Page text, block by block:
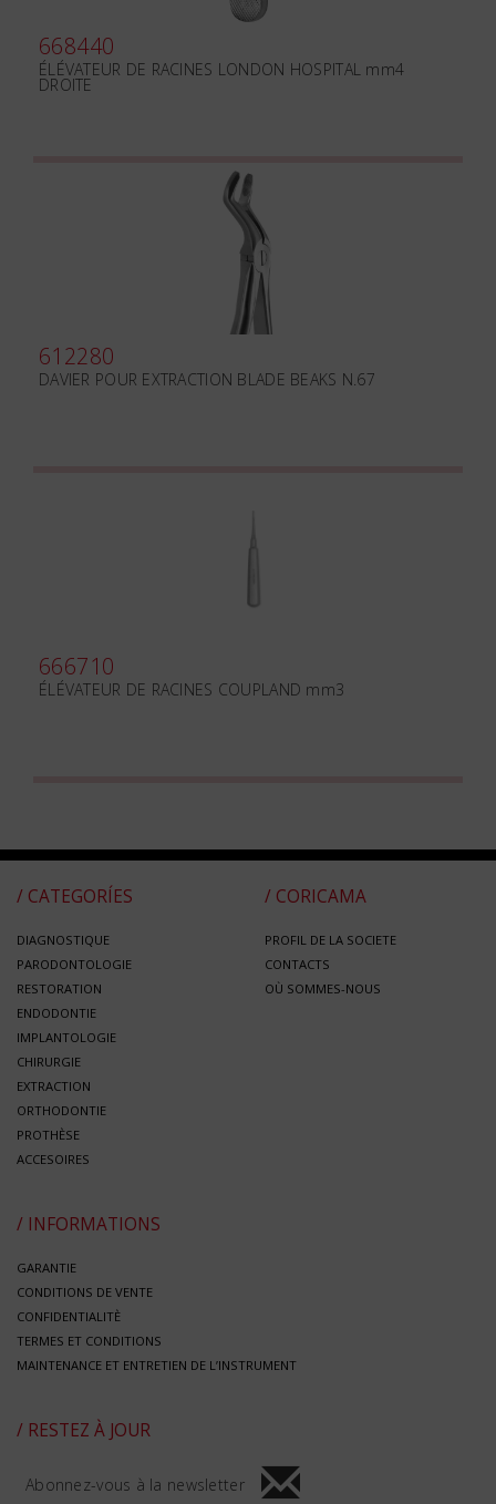
668440
ÉLÉVATEUR DE RACINES LONDON HOSPITAL mm4
DROITE
612280
DAVIER POUR EXTRACTION BLADE BEAKS N.67
666710
ÉLÉVATEUR DE RACINES COUPLAND mm3
/ CATEGORÍES
DIAGNOSTIQUE
PARODONTOLOGIE
RESTORATION
ENDODONTIE
IMPLANTOLOGIE
CHIRURGIE
EXTRACTION
ORTHODONTIE
PROTHÈSE
ACCESOIRES
/ CORICAMA
PROFIL DE LA SOCIETE
CONTACTS
OÙ SOMMES-NOUS
/ INFORMATIONS
GARANTIE
CONDITIONS DE VENTE
CONFIDENTIALITÈ
TERMES ET CONDITIONS
MAINTENANCE ET ENTRETIEN DE L’INSTRUMENT
/ RESTEZ À JOUR
Abonnez-vous à la newsletter